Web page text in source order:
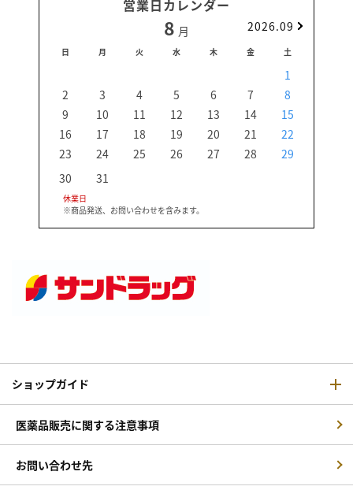
営業日カレンダー
8 月 2026.09
日 月 火 水 木 金 土
1
2
3 4 5 6 7
8
9
10 11 12 13 14
15
16
17 18 19 20 21
22
23
24 25 26 27 28
29
30
31
休業日
※商品発送、お問い合わせを含みます。
ショップガイド
医薬品販売に関する注意事項
お問い合わせ先